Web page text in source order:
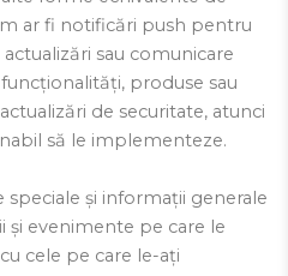
ar fi notificări push pentru
sau comunicare
produse sau
de securitate, atunci
să le implementeze.
speciale și informații generale
și evenimente pe care le
cele pe care le-ați